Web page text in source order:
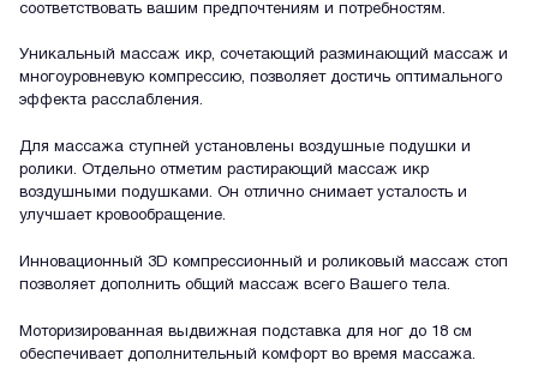
соответствовать вашим предпочтениям и потребностям.
Уникальный массаж икр, сочетающий разминающий массаж и
многоуровневую компрессию, позволяет достичь оптимального
эффекта расслабления.
Для массажа ступней установлены воздушные подушки и
ролики. Отдельно отметим растирающий массаж икр
воздушными подушками. Он отлично снимает усталость и
улучшает кровообращение.
Инновационный 3D компрессионный и роликовый массаж стоп
позволяет дополнить общий массаж всего Вашего тела.
Моторизированная выдвижная подставка для ног до 18 см
обеспечивает дополнительный комфорт во время массажа.